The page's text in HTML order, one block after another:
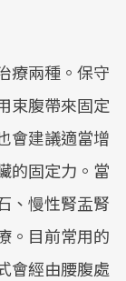
療兩種。保守
束腹帶來固定
會建議適當增
的固定力。當
、慢性腎盂腎
。目前常用的
會經由腰腹處